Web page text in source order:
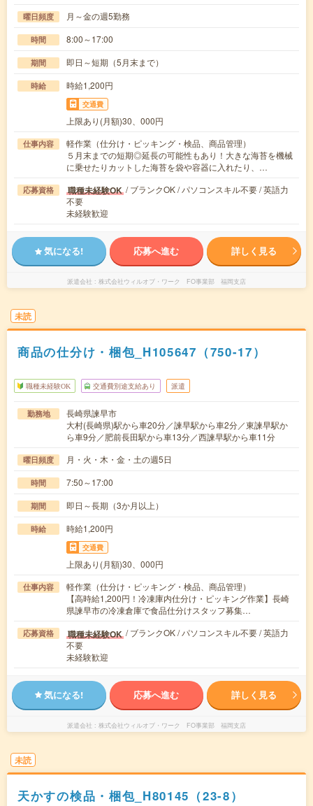
曜日頻度 月～金の週5勤務
時間 8:00～17:00
期間 即日～短期（5月末まで）
時給 時給1,200円
交通費
上限あり(月額)30、000円
仕事内容
軽作業（仕分け・ピッキング・検品、商品管理）
５月末までの短期◎延長の可能性もあり！大きな海苔を機械
に乗せたりカットした海苔を袋や容器に入れたり、…
応募資格 職種未経験OK / ブランクOK / パソコンスキル不要 / 英語力
不要
未経験歓迎
気になる! 応募へ進む 詳しく見る
派遣会社 株式会社ウィルオブ・ワーク FO事業部 福岡支店
未読
商品の仕分け・梱包_H105647（750-17）
職種未経験OK 交通費別途支給あり 派遣
勤務地
長崎県諫早市
大村(長崎県)駅から車20分／諫早駅から車2分／東諫早駅か
ら車9分／肥前長田駅から車13分／西諫早駅から車11分
曜日頻度 月・火・木・金・土の週5日
時間 7:50～17:00
期間 即日～長期（3か月以上）
時給 時給1,200円
交通費
上限あり(月額)30、000円
仕事内容
軽作業（仕分け・ピッキング・検品、商品管理）
【高時給1,200円！冷凍庫内仕分け・ピッキング作業】長崎
県諫早市の冷凍倉庫で食品仕分けスタッフ募集…
応募資格 職種未経験OK / ブランクOK / パソコンスキル不要 / 英語力
不要
未経験歓迎
気になる! 応募へ進む 詳しく見る
派遣会社 株式会社ウィルオブ・ワーク FO事業部 福岡支店
未読
天かすの検品・梱包_H80145（23-8）